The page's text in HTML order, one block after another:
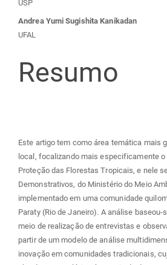
do
artigo
principal
USP
Andrea Yumi Sugishita Kanikadan
UFAL
Resumo
Este artigo tem como área temática mais
local, focalizando mais especificamente o
Proteção das Florestas Tropicais, e nele
Demonstrativos, do Ministério do Meio
implementado em uma comunidade
Paraty (Rio de Janeiro). A análise
meio de realização de entrevistas e
partir de um modelo de análise
inovação em comunidades tradicionais,